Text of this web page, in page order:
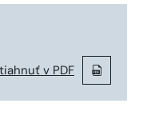
v PDF